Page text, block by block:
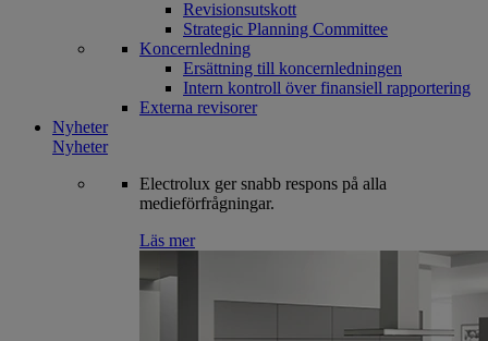
Revisionsutskott
Strategic Planning Committee
Koncernledning
Ersättning till koncernledningen
Intern kontroll över finansiell rapportering
Externa revisorer
Nyheter
Nyheter
Electrolux ger snabb respons på alla
medieförfrågningar.
Läs mer